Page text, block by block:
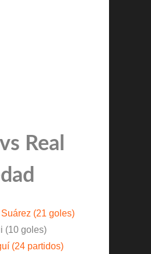
Real
(21 goles)
(10 goles)
(24 partidos)